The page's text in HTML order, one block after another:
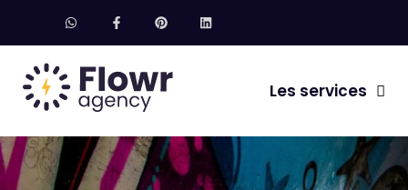
Les services
Référencement SEO